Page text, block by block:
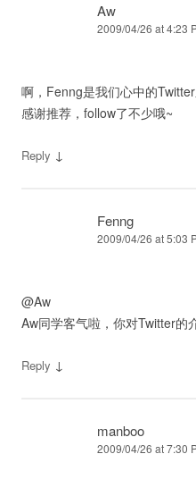
Aw
2009/04/26 at 4:23
啊，Fenng是我们心中的
感谢推荐，follow了不少哦~
Reply ↓
Fenng
2009/04/26 at 5:03
@Aw
Aw同学客气啦，你对Twitter的
Reply ↓
manboo
2009/04/26 at 7:30